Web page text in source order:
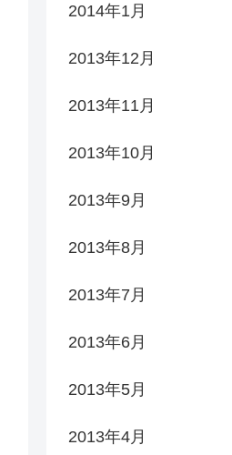
2014年1月
2013年12月
2013年11月
2013年10月
2013年9月
2013年8月
2013年7月
2013年6月
2013年5月
2013年4月